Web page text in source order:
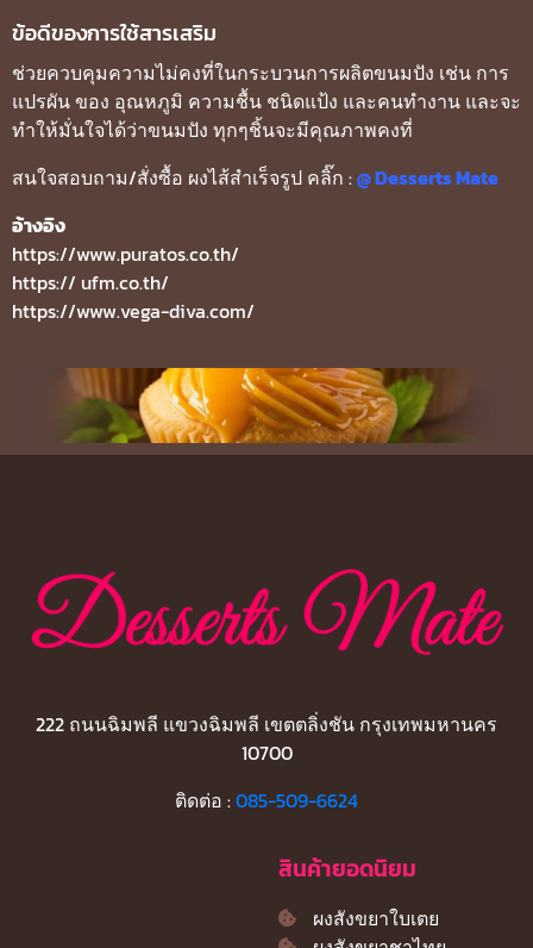
ข้อดีของการใช้สารเสริม
ช่วยควบคุมความไม่คงที่ในกระบวนการผลิตขนมปัง เช่น การ
แปรผัน ของ อุณหภูมิ ความชื้น ชนิดแป้ง และคนทำงาน และจะ
ทำให้มั่นใจได้ว่าขนมปัง ทุกๆชิ้นจะมีคุณภาพคงที่
สนใจสอบถาม/สั่งซื้อ ผงไส้สำเร็จรูป คลิ๊ก :@ Desserts Mate
อ้างอิง
https://www.puratos.co.th/
https:// ufm.co.th/
https://www.vega-diva.com/
222 ถนนฉิมพลี แขวงฉิมพลี เขตตลิ่งชัน กรุงเทพมหานคร
10700
ติดต่อ :085-509-6624
สินค้ายอดนิยม
ผงสังขยาใบเตย